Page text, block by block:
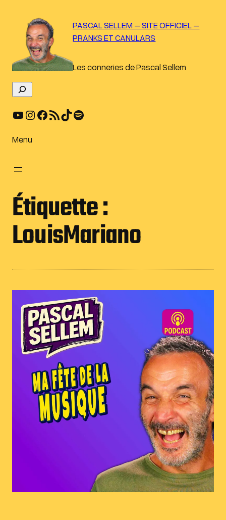
contenu
PASCAL SELLEM – SITE OFFICIEL –
PRANKS ET CANULARS
Les conneries de Pascal Sellem
e
c
e
YouTube Instagram Facebook Flux RSS TikTok Spotify
Menu
Étiquette :
LouisMariano